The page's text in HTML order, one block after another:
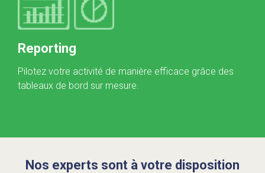
Reporting
Pilotez votre activité de manière efficace grâce des
tableaux de bord sur mesure.
Nos experts sont à votre disposition